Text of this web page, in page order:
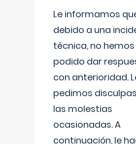
Le informamos
debido a una
técnica, no hemos
podido dar
con anterioridad.
pedimos
las molestias
ocasionadas. A
continuación, le